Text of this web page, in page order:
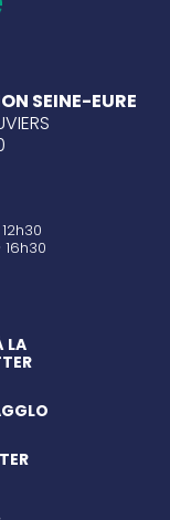
SEINE-EURE
16h30
LA